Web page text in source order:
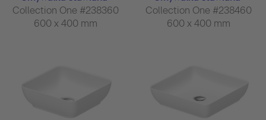
Collection One #238360
600 x 400 mm
Collection One #238460
600 x 400 mm